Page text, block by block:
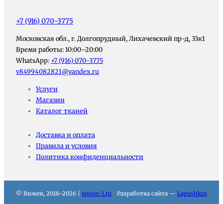
+7 (916) 070-3775
Московская обл., г. Долгопрудный, Лихачевский пр-д, 33к1
Время работы: 10:00–20:00
WhatsApp: +7 (916) 070-3775
v84994082821@yandex.ru
Услуги
Магазин
Каталог тканей
Доставка и оплата
Правила и условия
Политика конфиденциальности
© Вижен, 2018–2026 | vision-1.ru Разработка сайта — Lapushkin